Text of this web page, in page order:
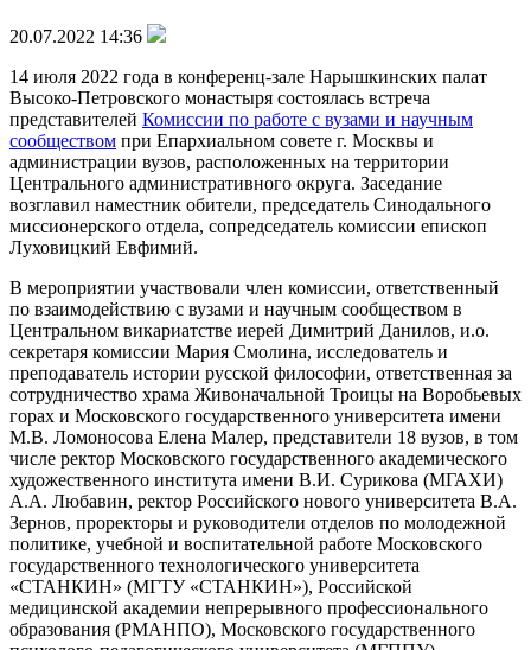
20.07.2022 14:36
14 июля 2022 года в конференц-зале Нарышкинских палат
Высоко-Петровского монастыря состоялась встреча
представителей Комиссии по работе с вузами и научным
сообществом при Епархиальном совете г. Москвы и
администрации вузов, расположенных на территории
Центрального административного округа. Заседание
возглавил наместник обители, председатель Синодального
миссионерского отдела, сопредседатель комиссии епископ
Луховицкий Евфимий.
В мероприятии участвовали член комиссии, ответственный
по взаимодействию с вузами и научным сообществом в
Центральном викариатстве иерей Димитрий Данилов, и.о.
секретаря комиссии Мария Смолина, исследователь и
преподаватель истории русской философии, ответственная за
сотрудничество храма Живоначальной Троицы на Воробьевых
горах и Московского государственного университета имени
М.В. Ломоносова Елена Малер, представители 18 вузов, в том
числе ректор Московского государственного академического
художественного института имени В.И. Сурикова (МГАХИ)
А.А. Любавин, ректор Российского нового университета В.А.
Зернов, проректоры и руководители отделов по молодежной
политике, учебной и воспитательной работе Московского
государственного технологического университета
«СТАНКИН» (МГТУ «СТАНКИН»), Российской
медицинской академии непрерывного профессионального
образования (РМАНПО), Московского государственного